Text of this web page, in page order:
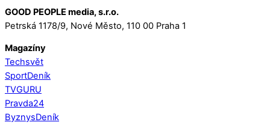
GOOD PEOPLE media, s.r.o.
Petrská 1178/9, Nové Město, 110 00 Praha 1
Magazíny
Techsvět
SportDeník
TVGURU
Pravda24
ByznysDeník